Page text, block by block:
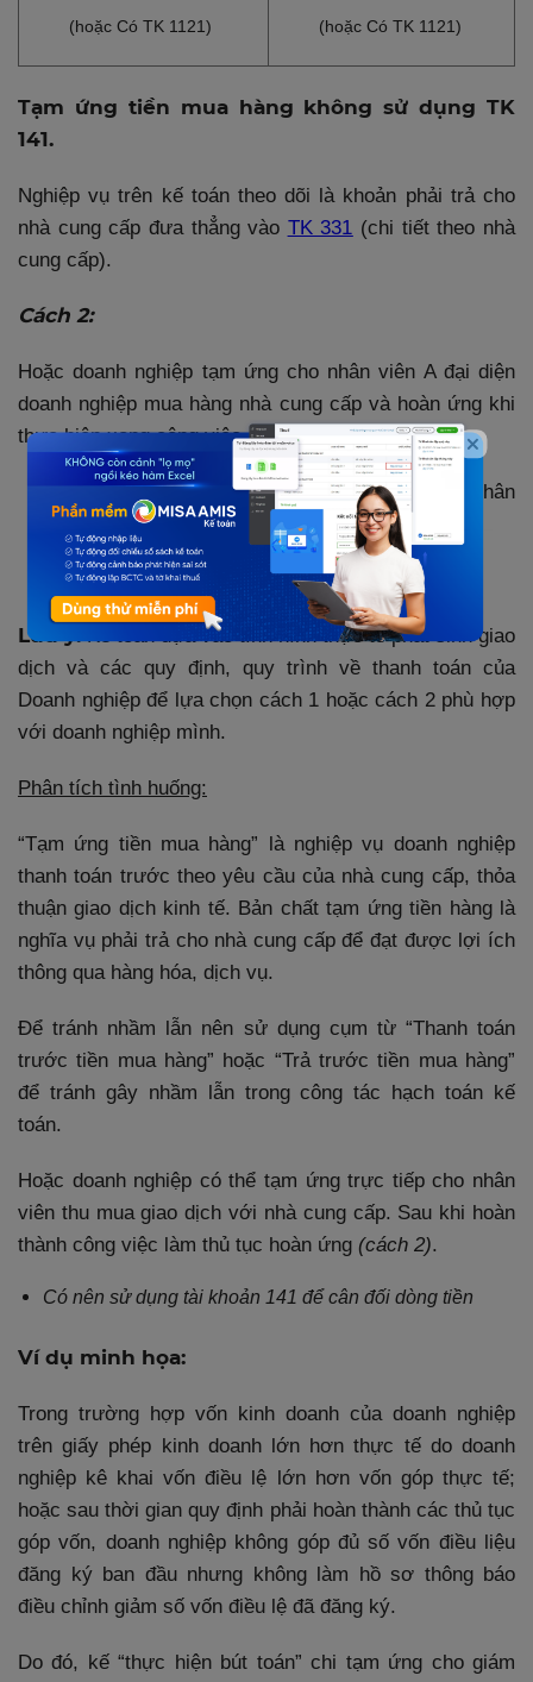
(hoặc Có TK 1121) (hoặc Có TK 1121)
Tạm ứng tiền mua hàng không sử dụng TK
141.
Nghiệp vụ trên kế toán theo dõi là khoản phải trả cho
nhà cung cấp đưa thẳng vào TK 331 (chi tiết theo nhà
cung cấp).
Cách 2:
Hoặc doanh nghiệp tạm ứng cho nhân viên A đại diện
doanh nghiệp mua hàng nhà cung cấp và hoàn ứng khi
thực hiện xong công việc.
Nợ TK 141 : 5.000.000 đ (theo dõi chi tiết nhân
viên A)
Có TK 111 : 5.000.000 đ
Lưu ý:Kế toán dựa vào tình hình thực tế phát sinh giao
dịch và các quy định, quy trình về thanh toán của
Doanh nghiệp để lựa chọn cách 1 hoặc cách 2 phù hợp
với doanh nghiệp mình.
Phân tích tình huống:
“Tạm ứng tiền mua hàng” là nghiệp vụ doanh nghiệp
thanh toán trước theo yêu cầu của nhà cung cấp, thỏa
thuận giao dịch kinh tế. Bản chất tạm ứng tiền hàng là
nghĩa vụ phải trả cho nhà cung cấp để đạt được lợi ích
thông qua hàng hóa, dịch vụ.
Để tránh nhầm lẫn nên sử dụng cụm từ “Thanh toán
trước tiền mua hàng” hoặc “Trả trước tiền mua hàng”
để tránh gây nhầm lẫn trong công tác hạch toán kế
toán.
Hoặc doanh nghiệp có thể tạm ứng trực tiếp cho nhân
viên thu mua giao dịch với nhà cung cấp. Sau khi hoàn
thành công việc làm thủ tục hoàn ứng (cách 2).
Có nên sử dụng tài khoản 141 để cân đối dòng tiền
Ví dụ minh họa:
Trong trường hợp vốn kinh doanh của doanh nghiệp
trên giấy phép kinh doanh lớn hơn thực tế do doanh
nghiệp kê khai vốn điều lệ lớn hơn vốn góp thực tế;
hoặc sau thời gian quy định phải hoàn thành các thủ tục
góp vốn, doanh nghiệp không góp đủ số vốn điều liệu
đăng ký ban đầu nhưng không làm hồ sơ thông báo
điều chỉnh giảm số vốn điều lệ đã đăng ký.
Do đó, kế “thực hiện bút toán” chi tạm ứng cho giám